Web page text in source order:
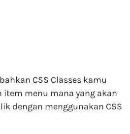
CSS Classes kamu
menu mana yang akan
dengan menggunakan CSS